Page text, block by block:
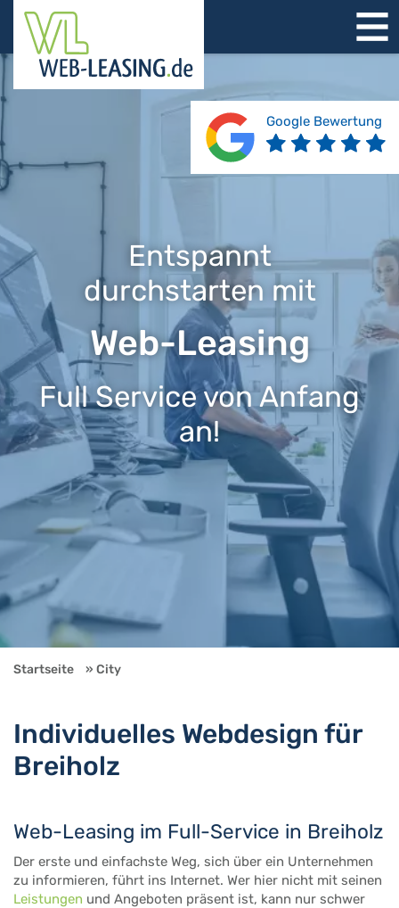
STARTSEITE
ÜBER UNS
PRODUKTE
REFERENZEN
BERATUNG
JOBS
KONTAKT
Entspannt
durchstarten mit
Web-Leasing
Full Service von Anfang
an!
Startseite City
Individuelles Webdesign für
Breiholz
Web-Leasing im Full-Service in Breiholz
Der erste und einfachste Weg, sich über ein Unternehmen
zu informieren, führt ins Internet. Wer hier nicht mit seinen
Leistungen und Angeboten präsent ist, kann nur schwer
Google Bewertung